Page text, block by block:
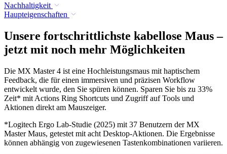
Nachhaltigkeit
Haupteigenschaften
Unsere fortschrittlichste kabellose Maus –
jetzt mit noch mehr Möglichkeiten
Die MX Master 4 ist eine Hochleistungsmaus mit haptischem
Feedback, die für einen immersiven und präzisen Workflow
entwickelt wurde, den Sie spüren können. Sparen Sie bis zu 33%
Zeit* mit Actions Ring Shortcuts und Zugriff auf Tools und
Aktionen direkt am Mauszeiger.
*Logitech Ergo Lab-Studie (2025) mit 37 Benutzern der MX
Master Maus, getestet mit acht Desktop-Aktionen. Die Ergebnisse
können abhängig von zugewiesenen Tastenkombinationen variieren.